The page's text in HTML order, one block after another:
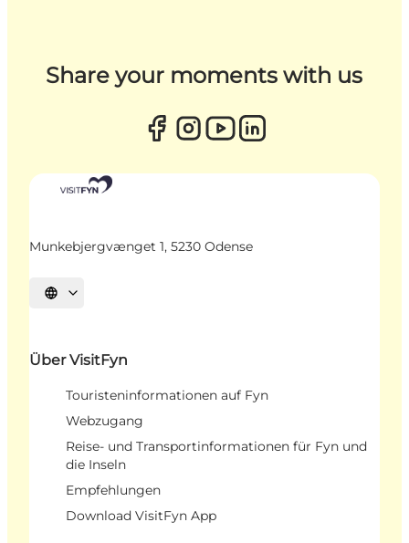
Share your moments with us
Munkebjergvænget 1, 5230 Odense
Sprache auswählen
Über VisitFyn
Touristeninformationen auf Fyn
Webzugang
Reise- und Transportinformationen für Fyn und
die Inseln
Empfehlungen
Download VisitFyn App